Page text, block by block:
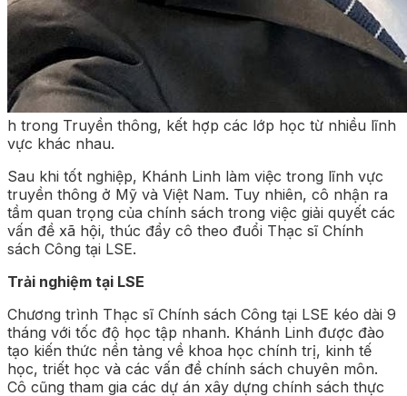
h trong Truyền thông, kết hợp các lớp học từ nhiều lĩnh
vực khác nhau.
Sau khi tốt nghiệp, Khánh Linh làm việc trong lĩnh vực
truyền thông ở Mỹ và Việt Nam. Tuy nhiên, cô nhận ra
tầm quan trọng của chính sách trong việc giải quyết các
vấn đề xã hội, thúc đẩy cô theo đuổi Thạc sĩ Chính
sách Công tại LSE.
Trải nghiệm tại LSE
Chương trình Thạc sĩ Chính sách Công tại LSE kéo dài 9
tháng với tốc độ học tập nhanh. Khánh Linh được đào
tạo kiến thức nền tảng về khoa học chính trị, kinh tế
học, triết học và các vấn đề chính sách chuyên môn.
Cô cũng tham gia các dự án xây dựng chính sách thực